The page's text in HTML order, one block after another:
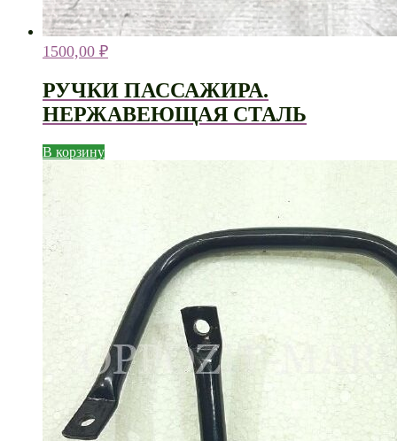
1500,00 ₽
РУЧКИ ПАССАЖИРА.
НЕРЖАВЕЮЩАЯ СТАЛЬ
В корзину